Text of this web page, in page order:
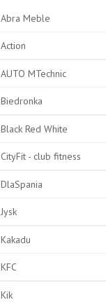
Abra Meble
Action
AUTO MTechnic
Biedronka
Black Red White
CityFit - club fitness
DlaSpania
Jysk
Kakadu
KFC
Kik